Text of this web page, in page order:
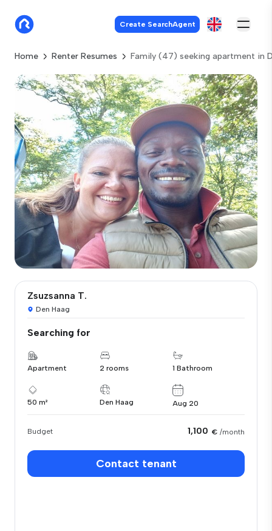
Create SearchAgent
Home Renter Resumes Family (47) seeking apartment in
Zsuzsanna T.
Den Haag
Searching for
Apartment 2 rooms 1 Bathroom
50 m² Den Haag Aug 20
Budget 1,100 € /month
Contact tenant